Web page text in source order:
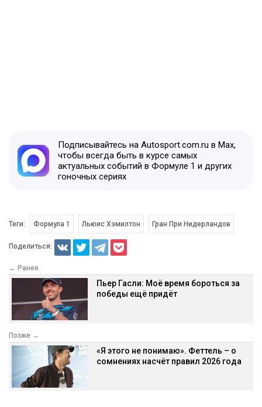
Подписывайтесь на Autosport.com.ru в Max,
чтобы всегда быть в курсе самых
актуальных событий в Формуле 1 и других
гоночных сериях
Теги: Формула 1 Льюис Хэмилтон Гран При Нидерландов
Поделиться:
← Ранее
Пьер Гасли: Моё время бороться за
победы ещё придёт
Позже →
«Я этого не понимаю». Феттель – о
сомнениях насчёт правил 2026 года